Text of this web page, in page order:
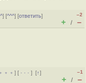
] [^^^] [ответить]
–2
+ / –
﹢﹢﹢] [ · · ·][↑]
–1
+ / –